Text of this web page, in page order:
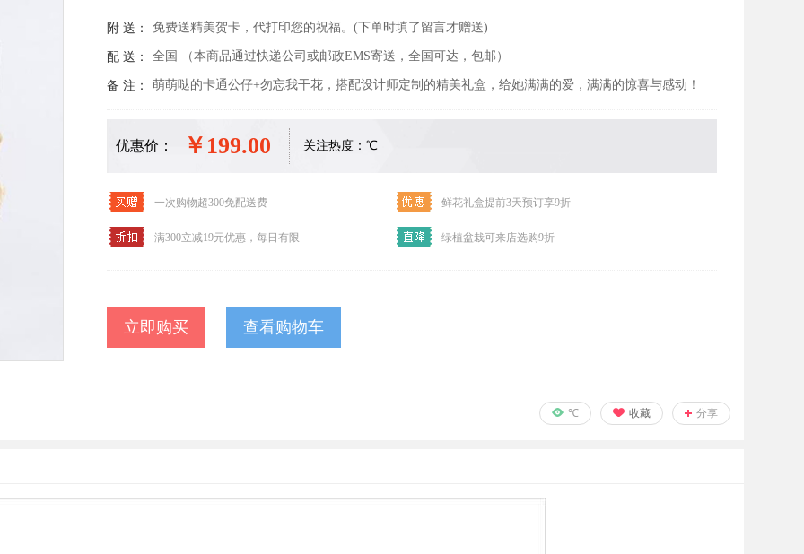
℃ 收藏 分享
附 送： 免费送精美贺卡，代打印您的祝福。(下单时填了留言才赠送)
配 送： 全国 （本商品通过快递公司或邮政EMS寄送，全国可达，包邮）
备 注： 萌萌哒的卡通公仔+勿忘我干花，搭配设计师定制的精美礼盒，给她满满的爱，满满的惊喜与感动！
优惠价： ￥199.00 关注热度： ℃
一次购物超300免配送费 鲜花礼盒提前3天预订享9折
满300立减19元优惠，每日有限 绿植盆栽可来店选购9折
查看购物车